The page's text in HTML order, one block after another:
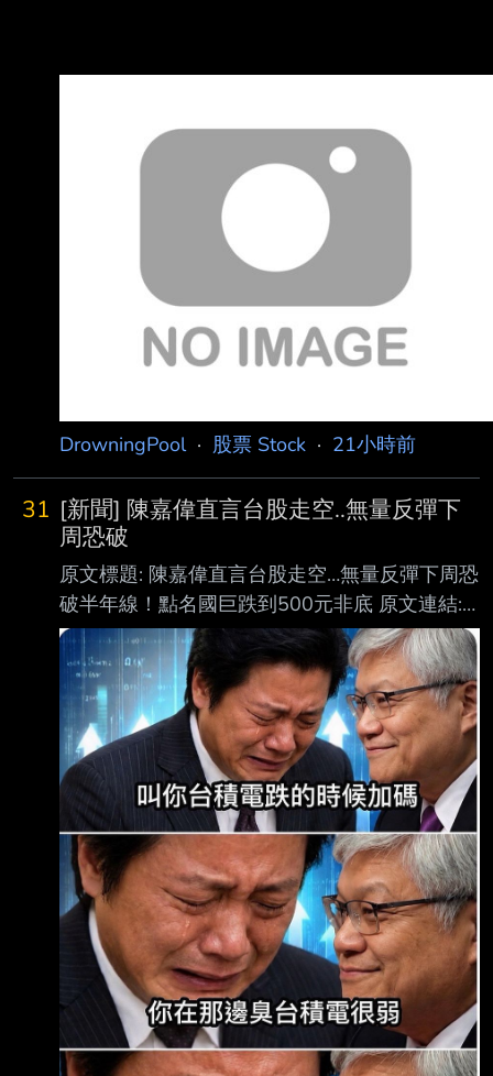
DrowningPool· 股票 Stock · 21小時前
31 [新聞] 陳嘉偉直言台股走空..無量反彈下
周恐破
原文標題: 陳嘉偉直言台股走空…無量反彈下周恐
破半年線！點名國巨跌到500元非底 原文連結:
https://udn.com/news/story/12806/9677420?
from=udn-catebreaknews_ch2 發布時間：
2026-08-07 15:35 記者署名： 聯合新聞網／
綜合報導 原文內容: 台股在經歷短期反彈後，市
場的多空對決又變得熱起來。分析師陳嘉偉在影
音節目中直接開 嗆，強調台股跟國際科技股的
空頭趨勢根本沒變！ 之前大盤的拉抬只不過是
「無量反彈」跟「最後逃命波」，接下來隨